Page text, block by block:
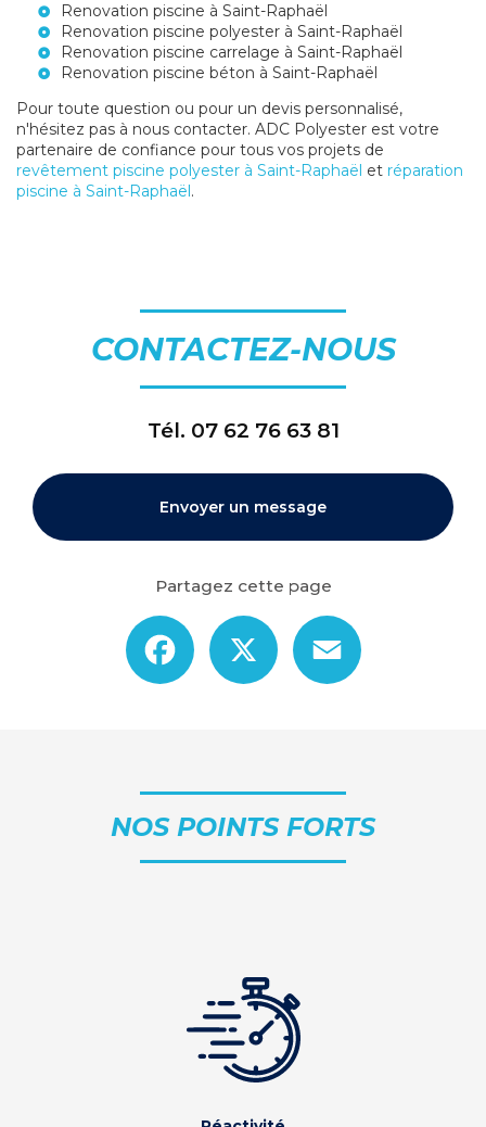
Renovation piscine à Saint-Raphaël
Renovation piscine polyester à Saint-Raphaël
Renovation piscine carrelage à Saint-Raphaël
Renovation piscine béton à Saint-Raphaël
Pour toute question ou pour un devis personnalisé,
n'hésitez pas à nous contacter. ADC Polyester est votre
partenaire de confiance pour tous vos projets de
revêtement piscine polyester à Saint-Raphaël et réparation
piscine à Saint-Raphaël.
CONTACTEZ-NOUS
Tél. 07 62 76 63 81
Envoyer un message
Partagez cette page
Facebook
NOS POINTS FORTS